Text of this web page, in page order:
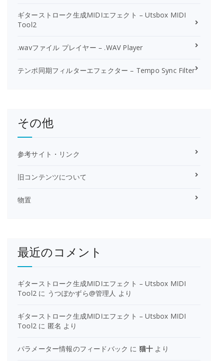
ギターストローク生成MIDIエフェクト – Utsbox MIDI
Tool2
.wavファイル プレイヤー – .WAV Player
テンポ同期フィルターエフェクター – Tempo Sync Filter
その他
参考サイト・リンク
旧コンテンツについて
物置
最近のコメント
ギターストローク生成MIDIエフェクト – Utsbox MIDI
Tool2 に うつぼかずら@管理人 より
ギターストローク生成MIDIエフェクト – Utsbox MIDI
Tool2 に 匿名 より
パラメーター情報のフィードバック に 猫十 より